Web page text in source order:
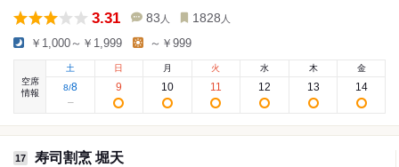
3.31 83 人 1828 人
￥1,000～￥1,999 ～￥999
空席
情報
土
8/8
日
9
月
10
火
11
水
12
木
13
金
14
17 寿司割烹 堀天